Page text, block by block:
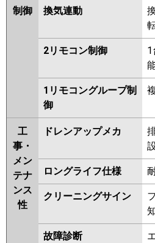
rakuri-na
パナソニック PA-
P112U7KN
P112U7HN
P112U6KNB
P112U6HNB
P112U6KN
P112U6HN
制御 換気連動
2リモコン制御
1
1リモコングループ制
御
工
事・
メン
テナ
ンス
性
ドレンアップメカ
ロングライフ仕様
クリーニングサイン
故障診断